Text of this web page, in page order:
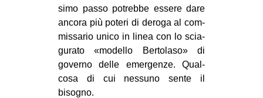
simo passo potrebbe essere dare
ancora più poteri di deroga al com­
mis­sa­rio unico in linea con lo scia­
gu­rato «modello Ber­to­laso» di
governo delle emer­genze. Qual­
cosa di cui nes­suno sente il
bisogno.